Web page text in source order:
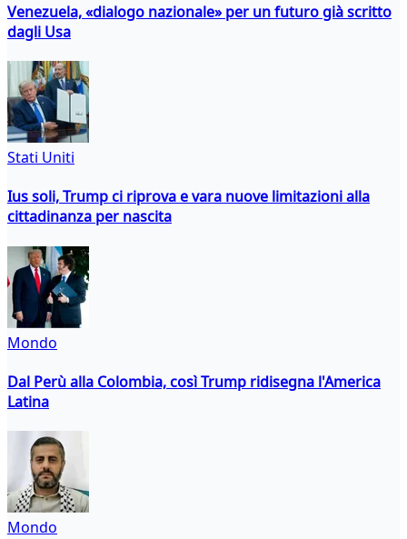
Venezuela, «dialogo nazionale» per un futuro già scritto
dagli Usa
Stati Uniti
Ius soli, Trump ci riprova e vara nuove limitazioni alla
cittadinanza per nascita
Mondo
Dal Perù alla Colombia, così Trump ridisegna l'America
Latina
Mondo